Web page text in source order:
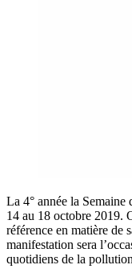
La 4° année la
14 au 18 octobre 2019.
référence en matière de
manifestation sera
quotidiens de la